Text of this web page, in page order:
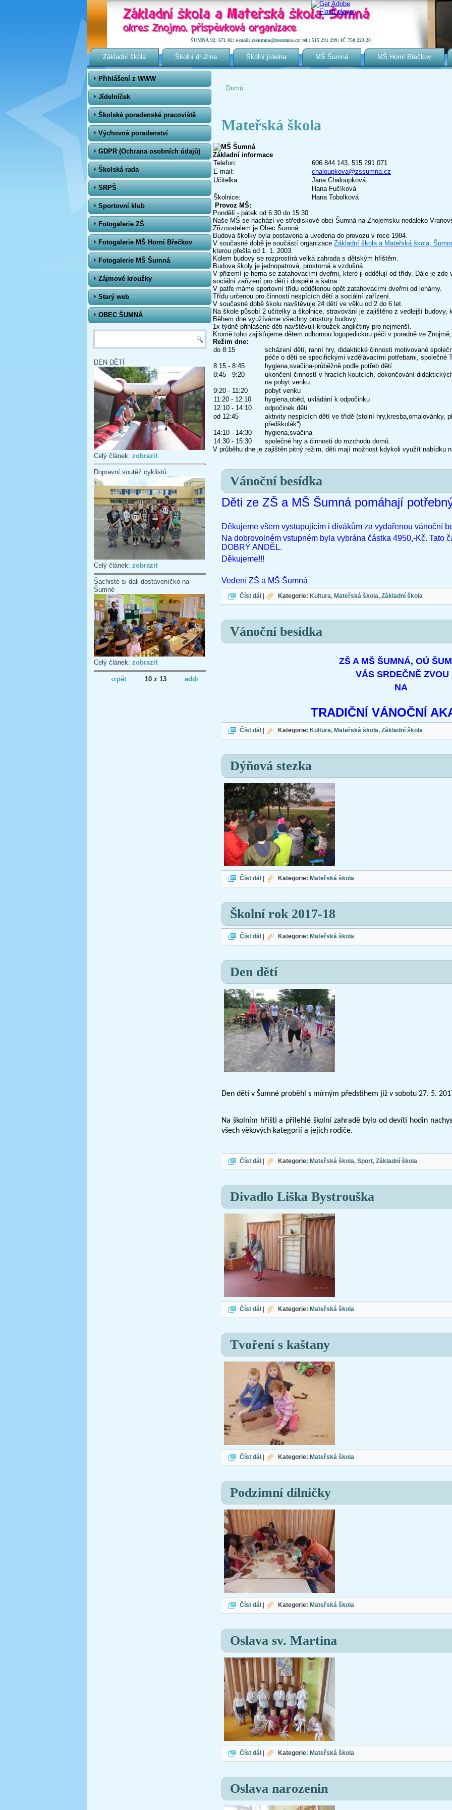
ŠUMNÁ 92, 671 02; e-mail: zssumna@zssumna.cz; tel.: 515 291 299; IČ 750 223 20
Základní škola Školní družina Školní jídelna MŠ Šumná MŠ Horní Břečkov
Přihlášení z WWW
Jídelníček
Školské poradenské pracoviště
Výchovné poradenství
GDPR (Ochrana osobních údajů)
Školská rada
SRPŠ
Sportovní klub
Fotogalerie ZŠ
Fotogalerie MŠ Horní Břečkov
Fotogalerie MŠ Šumná
Zájmové kroužky
Starý web
OBEC ŠUMNÁ
Vyhledávání
DEN DĚTÍ
Celý článek: zobrazit
Dopravní soutěž cyklistů
Celý článek: zobrazit
Šachisté si dali dostaveníčko na
Šumné
Celý článek: zobrazit
‹zpět 10 z 13 add›
Domů
Mateřská škola
Základní informace
Telefon:
606 844 143, 515 291 071
E-mail:
chaloupkova@zssumna.cz
Učitelka:
Jana Chaloupková
Hana Fučíková
Školnice:
Hana Tobolková
Provoz MŠ:
Pondělí - pátek od 6:30 do 15:30.
Naše MŠ se nachází ve střediskové obci Šumná na Znojemsku nedaleko
Zřizovatelem je Obec Šumná.
Budova školky byla postavena a uvedena do provozu v roce 1984.
V současné době je součástí organizace Základní škola a Mateřská škola,
kterou přešla od 1. 1. 2003.
Kolem budovy se rozprostírá velká zahrada s dětským hřištěm.
Budova školy je jednopatrová, prostorná a vzdušná.
V přízemí je herna se zatahovacími dveřmi, které ji oddělují od třídy. Dále je zde
sociální zařízení pro děti i dospělé a šatna.
V patře máme sportovní třídu oddělenou opět zatahovacími dveřmi od lehárny.
Třídu určenou pro činnosti nespících dětí a sociální zařízení.
V současné době školu navštěvuje 24 dětí ve věku od 2 do 6 let.
Na škole působí 2 učitelky a školnice, stravování je zajištěno z vedlejší budovy,
Během dne využíváme všechny prostory budovy.
1x týdně přihlášené děti navštěvují kroužek angličtiny pro nejmenší.
Kromě toho zajišťujeme dětem odbornou logopedickou péči v poradně ve
Režim dne:
do 8:15
scházení dětí, ranní hry, didaktické činnosti motivované
péče o děti se specifickými vzdělávacími potřebami,
8:15 - 8:45
hygiena,svačina-průběžně podle potřeb dětí.
8:45 - 9:20
ukončení činností v hracích koutcích, dokončování
na pobyt venku.
9:20 - 11:20
pobyt venku
11:20 - 12:10
hygiena,oběd, ukládání k odpočinku
12:10 - 14:10
odpočinek dětí
od 12:45
aktivity nespících dětí ve třídě (stolní hry,kresba,omalovánky,
předškolák“).
14:10 - 14:30
hygiena,svačina
14:30 - 15:30
společné hry a činnosti do rozchodu domů.
V průběhu dne je zajištěn pitný režim, děti mají možnost kdykoli využít nabídku
Vánoční besídka
Děti ze ZŠ a MŠ Šumná pomáhají
Děkujeme všem vystupujícím i divákům za vydařenou vánoční
Na dobrovolném vstupném byla vybrána částka 4950,-Kč. Tato
DOBRÝ ANDĚL.
Děkujeme!!!
Vedení ZŠ a MŠ Šumná
Číst dál Vánoční besídka
Kategorie: Kultura Mateřská škola Základní škola
Vánoční besídka
ZŠ A MŠ ŠUMNÁ, OÚ
VÁS SRDEČNĚ ZVOU
NA
TRADIČNÍ VÁNOČNÍ
Číst dál Vánoční besídka
Kategorie: Kultura Mateřská škola Základní škola
Dýňová stezka
Číst dál Dýňová stezka
Kategorie: Mateřská škola
Školní rok 2017-18
Číst dál Školní rok 2017-18
Kategorie: Mateřská škola
Den dětí
Den dětí v Šumné proběhl s mírným předstihem již v sobotu 27. 5.
Na školním hřišti a přilehlé školní zahradě bylo od devíti hodin
všech věkových kategorií a jejich rodiče.
Číst dál Den dětíKategorie: Mateřská škola Sport Základní škola
Divadlo Liška Bystrouška
Číst dál Divadlo Liška Bystrouška
Kategorie: Mateřská škola
Tvoření s kaštany
Číst dál Tvoření s kaštany
Kategorie: Mateřská škola
Podzimní dílničky
Číst dál Podzimní dílničky
Kategorie: Mateřská škola
Oslava sv. Martina
Číst dál Oslava sv. Martina
Kategorie: Mateřská škola
Oslava narozenin